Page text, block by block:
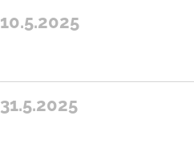
10.5.2025
31.5.2025